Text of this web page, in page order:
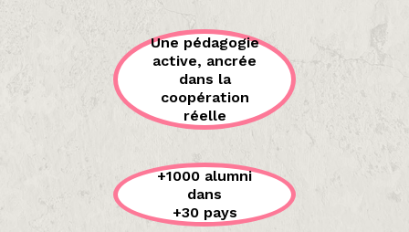
Une pédagogie
active, ancrée
dans la
coopération
réelle
+1000 alumni
dans
+30 pays